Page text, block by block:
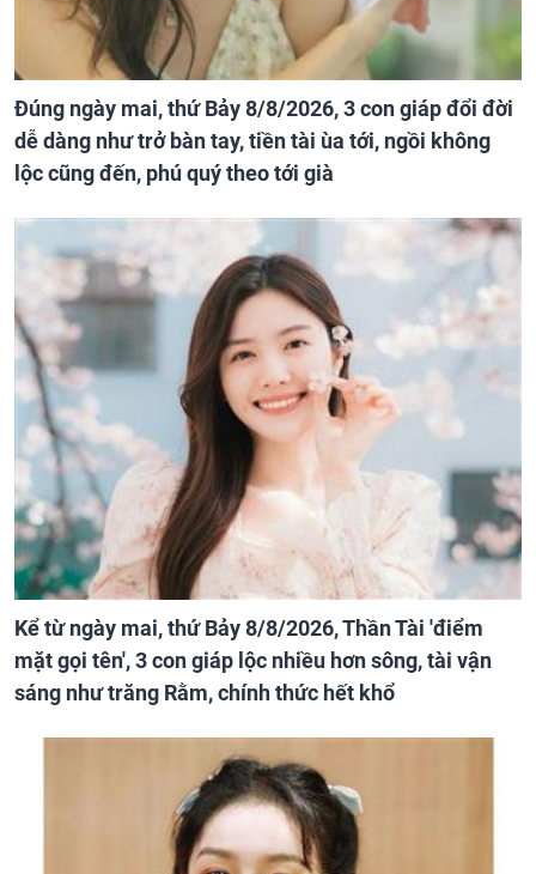
Đúng ngày mai, thứ Bảy 8/8/2026, 3 con giáp đổi đời
dễ dàng như trở bàn tay, tiền tài ùa tới, ngồi không
lộc cũng đến, phú quý theo tới già
Kể từ ngày mai, thứ Bảy 8/8/2026, Thần Tài 'điểm
mặt gọi tên', 3 con giáp lộc nhiều hơn sông, tài vận
sáng như trăng Rằm, chính thức hết khổ